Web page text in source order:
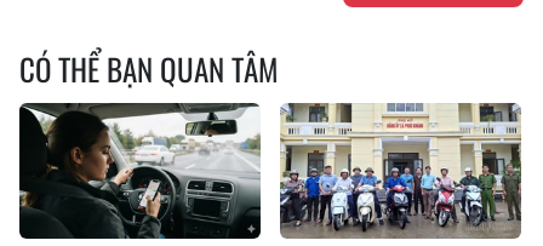
CÓ THỂ BẠN QUAN TÂM